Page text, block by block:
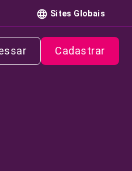
Sites Globais
Cadastrar